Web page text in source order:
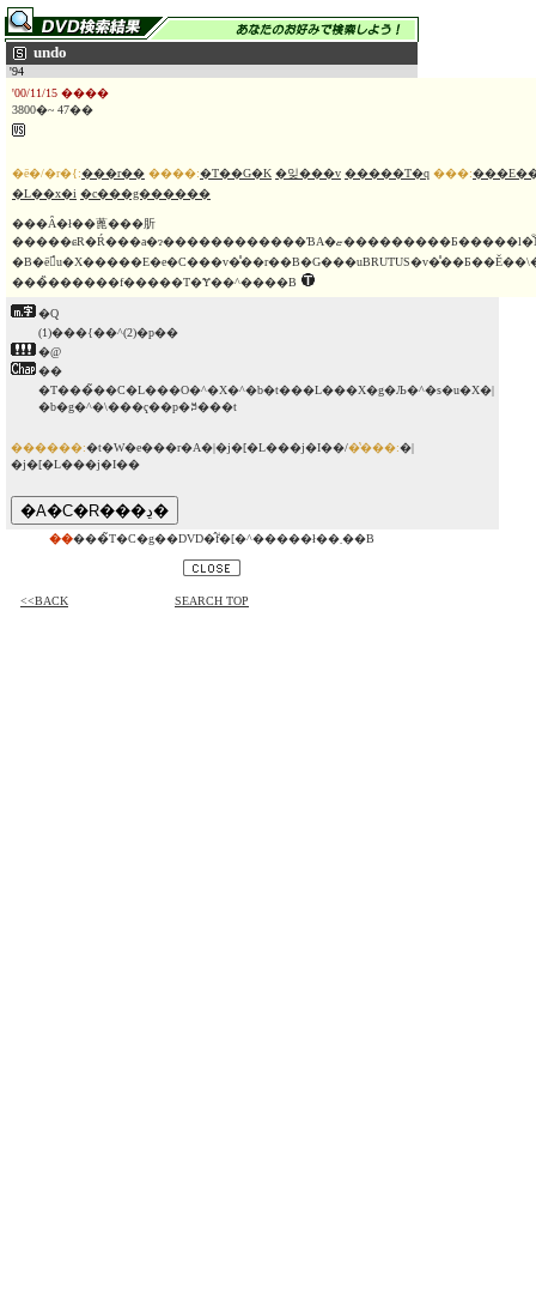
undo
'94
'00/11/15 ����
3800�~ 47��
�ē�/�r�{:���r�� ����:�T��G�K �잊���v �����T�q ���:
�L��x�i �c���g������
���Ȃ�ł��蓖���肵
�����ɕR�Ŕ���a�ɂ������������ƁA�ޏ���������Ƃ�����l�̐N�̉ߌ��Ȉ��̌`��`�����ِF�����h���}
���̏������f�����T�Ɏ��^����B
�Q
(1)���{��^(2)�p��
�@
��
�T���̃��C�L���O�^�X�^�b�t���L���X�g�Љ�^�s�u�X�|
�b�g�^�\���ҁ��p�ꎚ���t
������:�t�W�e���r�A�|�j�[�L���j�I��/�̔���:�|
�j�[�L���j�I��
�� ���̃T�C�g��DVD�̂݃f�[�^�����ł��܂��B
<<BACK SEARCH TOP